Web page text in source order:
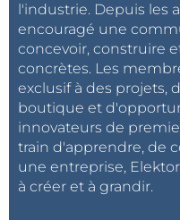
l'industrie. Depuis les
encouragé une
concevoir, construire
concrètes. Les
exclusif à des projets,
boutique et
innovateurs de
train d'apprendre, de
une entreprise,
à créer et à grandir.